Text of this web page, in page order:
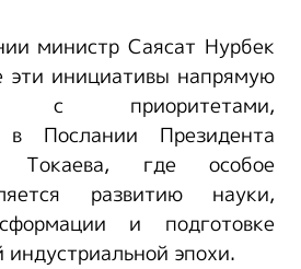
министр Саясат Нурбек
эти инициативы напрямую
с приоритетами,
в Послании Президента
Токаева, где особое
развитию науки,
и подготовке
индустриальной эпохи.